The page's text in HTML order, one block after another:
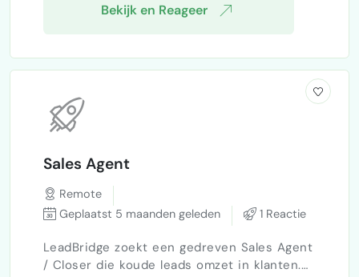
Bekijk en Reageer
Sales Agent
Remote
Geplaatst 5 maanden geleden
1 Reactie
LeadBridge zoekt een gedreven Sales Agent
/ Closer die koude leads omzet in klanten.